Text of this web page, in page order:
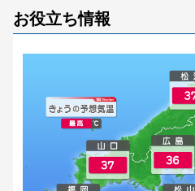
お役立ち情報